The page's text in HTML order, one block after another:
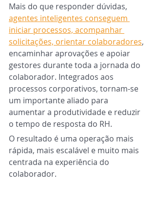
Mais do que responder dúvidas,
agentes inteligentes conseguem
iniciar processos, acompanhar
solicitações, orientar colaboradores,
encaminhar aprovações e apoiar
gestores durante toda a jornada do
colaborador. Integrados aos
processos corporativos, tornam-se
um importante aliado para
aumentar a produtividade e reduzir
o tempo de resposta do RH.
O resultado é uma operação mais
rápida, mais escalável e muito mais
centrada na experiência do
colaborador.